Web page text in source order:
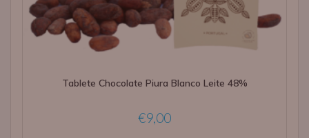
Tablete Chocolate Piura Blanco Leite 48%
€9,00